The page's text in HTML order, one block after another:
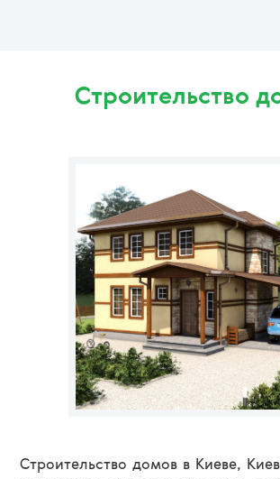
Строительство
Строительство домов в Киеве,